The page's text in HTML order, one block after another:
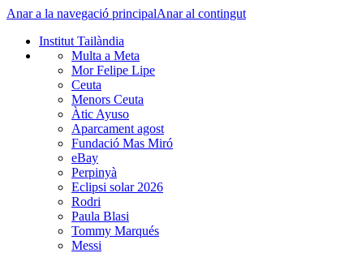
Anar a la navegació principalAnar al contingut
Institut Tailàndia
Multa a Meta
Mor Felipe Lipe
Ceuta
Menors Ceuta
Àtic Ayuso
Aparcament agost
Fundació Mas Miró
eBay
Perpinyà
Eclipsi solar 2026
Rodri
Paula Blasi
Tommy Marqués
Messi